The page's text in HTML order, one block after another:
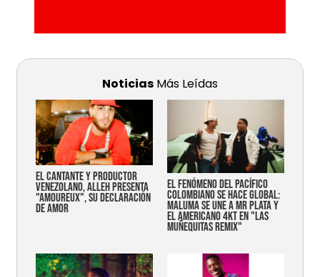
Noticias Más Leídas
EL CANTANTE Y PRODUCTOR
VENEZOLANO, ALLEH PRESENTA
"AMOUREUX", SU DECLARACIÓN
DE AMOR
EL FENÓMENO DEL PACÍFICO
COLOMBIANO SE HACE GLOBAL:
MALUMA SE UNE A MR PLATA Y
EL AMERICANO 4KT EN "LAS
MUÑEQUITAS REMIX"